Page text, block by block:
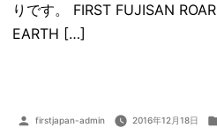
りです。 FIRST FUJISAN
EARTH […]
投
firstjapan-admin 2016年12月18日